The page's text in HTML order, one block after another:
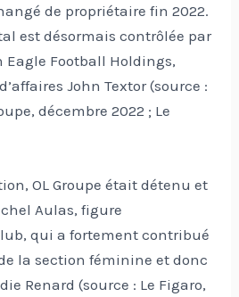
de propriétaire fin 2022.
est désormais contrôlée par
Football Holdings,
John Textor (source :
décembre 2022 ; Le
OL Groupe était détenu et
Aulas, figure
qui a fortement contribué
la section féminine et donc
Renard (source : Le Figaro,